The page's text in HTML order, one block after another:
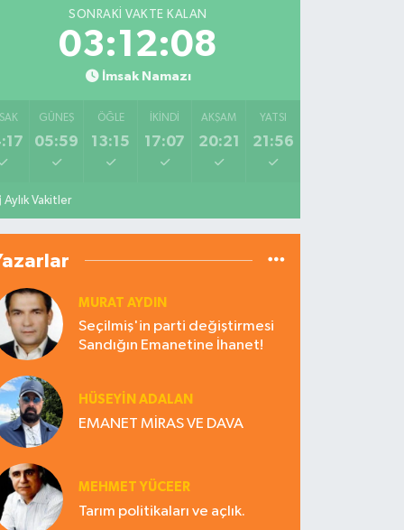
SONRAKI VAKTE KALAN
03:12:07
İmsak Namazı
GÜNEŞ
05:59
ÖĞLE
13:15
İKINDI
17:07
AKŞAM
20:21
YATSI
21:56
Aylık Vakitler
MURAT AYDIN
Seçilmiş'in parti değiştirmesi
Sandığın Emanetine İhanet!
HÜSEYIN ADALAN
EMANET MİRAS VE DAVA
MEHMET YÜCEER
Tarım politikaları ve açlık.